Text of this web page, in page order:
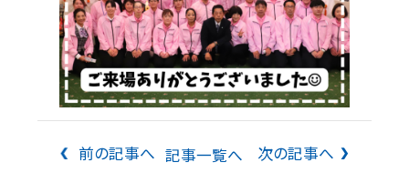
前の記事へ 次の記事へ
記事一覧へ